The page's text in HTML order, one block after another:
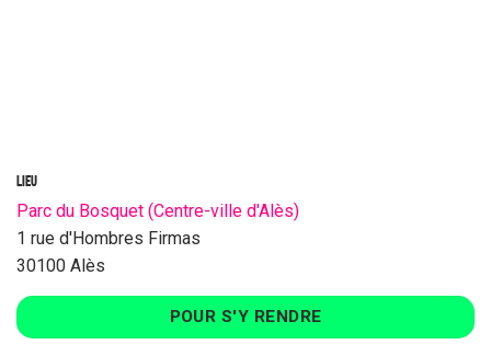
LIEU
Parc du Bosquet (Centre-ville d'Alès)
1 rue d'Hombres Firmas
30100 Alès
POUR S'Y RENDRE